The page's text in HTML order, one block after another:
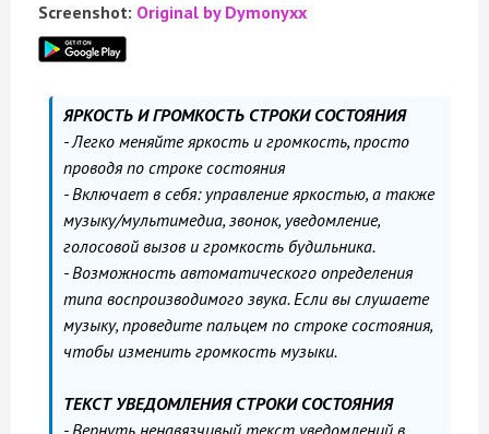
Screenshot: Original by Dymonyxx
ЯРКОСТЬ И ГРОМКОСТЬ СТРОКИ СОСТОЯНИЯ
- Легко меняйте яркость и громкость, просто
проводя по строке состояния
- Включает в себя: управление яркостью, а также
музыку/мультимедиа, звонок, уведомление,
голосовой вызов и громкость будильника.
- Возможность автоматического определения
типа воспроизводимого звука. Если вы слушаете
музыку, проведите пальцем по строке состояния,
чтобы изменить громкость музыки.
ТЕКСТ УВЕДОМЛЕНИЯ СТРОКИ СОСТОЯНИЯ
- Вернуть ненавязчивый текст уведомлений в